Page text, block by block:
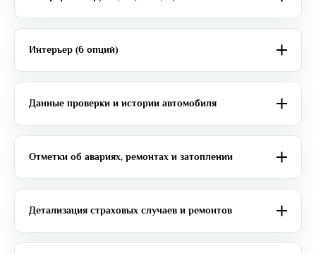
Интерьер (6 опций)
Данные проверки и истории автомобиля
Отметки об авариях, ремонтах и затоплении
Детализация страховых случаев и ремонтов